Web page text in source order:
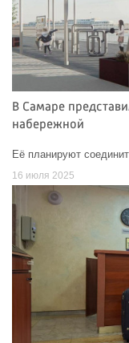
В Самаре
набережной
Её планируют
16 июля 2025